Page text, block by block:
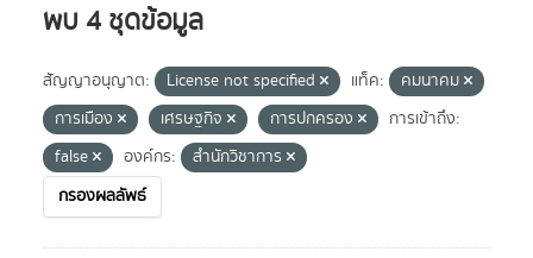
พบ 4 ชุดข้อมูล
สัญญาอนุญาต: License not specified แท็ค:
คมนาคม
การเมือง
เศรษฐกิจ การปกครอง
การเข้าถึง:
false
องค์กร:
สำนักวิชาการ
กรองผลลัพธ์